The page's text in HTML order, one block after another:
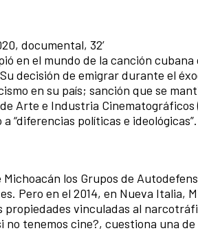
documental, 32’
en el mundo de la canción cubana
decisión de emigrar durante el
en su país; sanción que se
Arte e Industria Cinematográficos
“diferencias políticas e ideológicas”.
los Grupos de
Pero en el 2014, en Nueva Italia,
vinculadas al
tenemos cine?, cuestiona una de